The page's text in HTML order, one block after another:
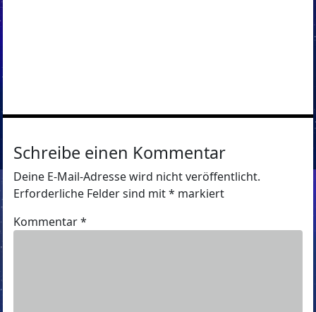
Schreibe einen Kommentar
Deine E-Mail-Adresse wird nicht veröffentlicht.
Erforderliche Felder sind mit* markiert
Kommentar*